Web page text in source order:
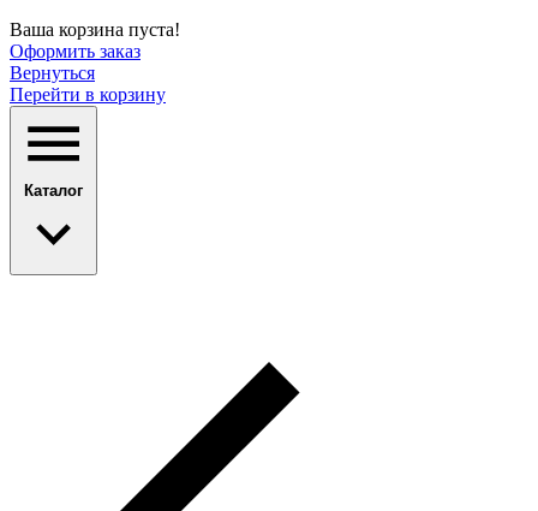
Ваша корзина пуста!
Оформить заказ
Вернуться
Перейти в корзину
Каталог